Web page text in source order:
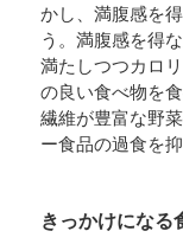
かし、満腹感を
う。満腹感を得
満たしつつカロ
の良い食べ物を
繊維が豊富な野
ー食品の過食を抑
きっかけになる